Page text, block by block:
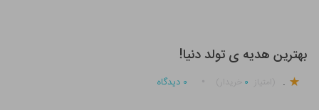
بهترین هدیه ی تولد دنیا!
. ۰ ۰ دیدگاه